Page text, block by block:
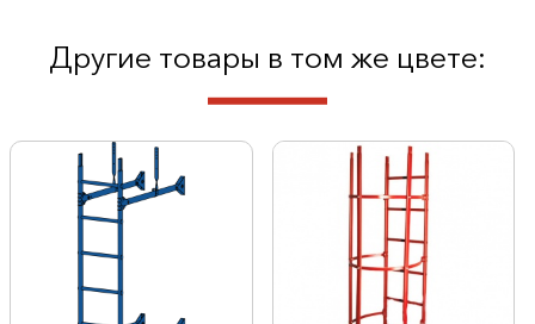
Другие товары в том же цвете: